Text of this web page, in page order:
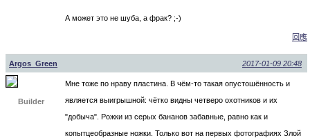
А может это не шуба, а фрак? ;-)
回應
Argos_Green 2017-01-09 20:48
Builder
Мне тоже по нраву пластина. В чём-то такая опустошённость и
является выигрышной: чётко видны четверо охотников и их
"добыча". Рожки из серых бананов забавные, равно как и
копытцеобразные ножки. Только вот на первых фотографиях Злой